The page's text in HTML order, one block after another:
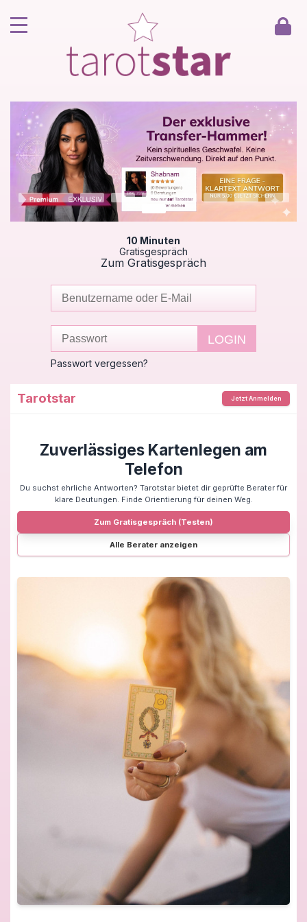
Kunde werden
Berater werden
Kartenlegen Gratisgespräch
Gästebuch
10 Minuten
Gratisgespräch
Zum Gratisgespräch
Passwort vergessen?
Tarotstar Jetzt Anmelden
Zuverlässiges Kartenlegen am
Telefon
Du suchst ehrliche Antworten? Tarotstar bietet dir geprüfte Berater für
klare Deutungen. Finde Orientierung für deinen Weg.
Zum Gratisgespräch (Testen)
Alle Berater anzeigen